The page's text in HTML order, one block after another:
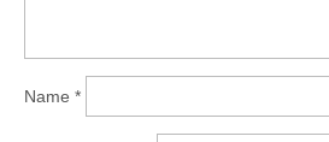
Name *